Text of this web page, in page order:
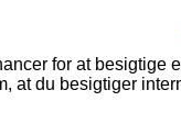
for at
at du besigtiger